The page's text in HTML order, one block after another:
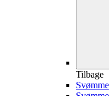
Tilbage